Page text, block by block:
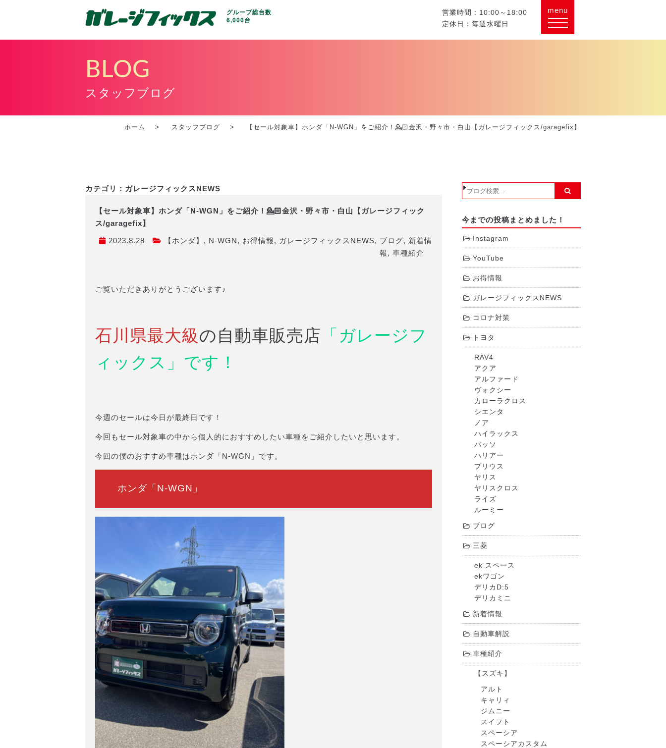
グループ総台数
6,000台
営業時間 : 10:00～18:00
定休日：毎週水曜日
menu
BLOG
スタッフブログ
ホーム スタッフブログ 【セール対象車】ホンダ「N-WGN」をご紹介！💁🏻金沢・野々市・白山【ガレージフィックス/garagefix】
カテゴリ：ガレージフィックスNEWS
【セール対象車】ホンダ「N-WGN」をご紹介！💁🏻金沢・野々市・白山【ガレージフィック
ス/garagefix】
2023.8.28 【ホンダ】 , N-WGN, お得情報, ガレージフィックスNEWS, ブログ, 新着情
報, 車種紹介
ご覧いただきありがとうございます♪
石川県最大級の自動車販売店 「ガレージフ
ィックス」です！
今週のセールは今日が最終日です！
今回もセール対象車の中から個人的におすすめしたい車種をご紹介したいと思います。
今回の僕のおすすめ車種はホンダ「N-WGN」です。
ホンダ「N-WGN」
今までの投稿まとめました！
Instagram
YouTube
お得情報
ガレージフィックスNEWS
コロナ対策
トヨタ
RAV4
アクア
アルファード
ヴォクシー
カローラクロス
シエンタ
ノア
ハイラックス
パッソ
ハリアー
プリウス
ヤリス
ヤリスクロス
ライズ
ルーミー
ブログ
三菱
ek スペース
ekワゴン
デリカD:5
デリカミニ
新着情報
自動車解説
車種紹介
【スズキ】
アルト
キャリィ
ジムニー
スイフト
スペーシア
スペーシアカスタム